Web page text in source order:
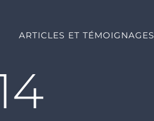
ARTICLES ET TÉMOIGNAGES